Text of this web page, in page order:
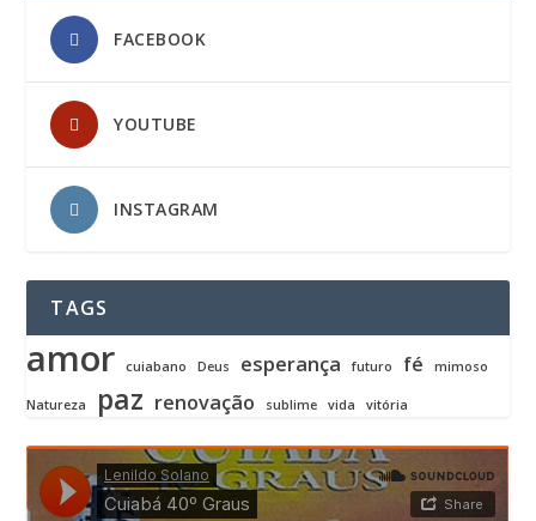
FACEBOOK
YOUTUBE
INSTAGRAM
TAGS
amor cuiabano Deus esperança futuro fé mimoso
Natureza paz renovação sublime vida vitória